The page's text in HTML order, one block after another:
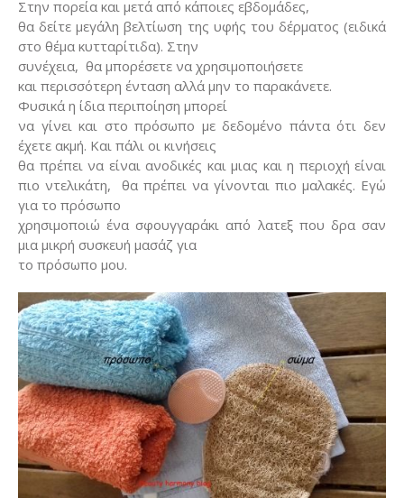
Στην πορεία και μετά από κάποιες εβδομάδες,
θα δείτε μεγάλη βελτίωση της υφής του δέρματος (ειδικά
στο θέμα κυτταρίτιδα). Στην
συνέχεια, θα μπορέσετε να χρησιμοποιήσετε
και περισσότερη ένταση αλλά μην το παρακάνετε.
Φυσικά η ίδια περιποίηση μπορεί
να γίνει και στο πρόσωπο με δεδομένο πάντα ότι δεν
έχετε ακμή. Και πάλι οι κινήσεις
θα πρέπει να είναι ανοδικές και μιας και η περιοχή είναι
πιο ντελικάτη,
θα πρέπει να γίνονται πιο μαλακές. Εγώ
για το πρόσωπο
χρησιμοποιώ ένα σφουγγαράκι από λατεξ που δρα σαν
μια μικρή συσκευή μασάζ για
το πρόσωπο μου.